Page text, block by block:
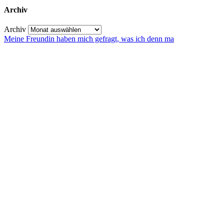
Archiv
Archiv
Meine Freundin haben mich gefragt, was ich denn ma